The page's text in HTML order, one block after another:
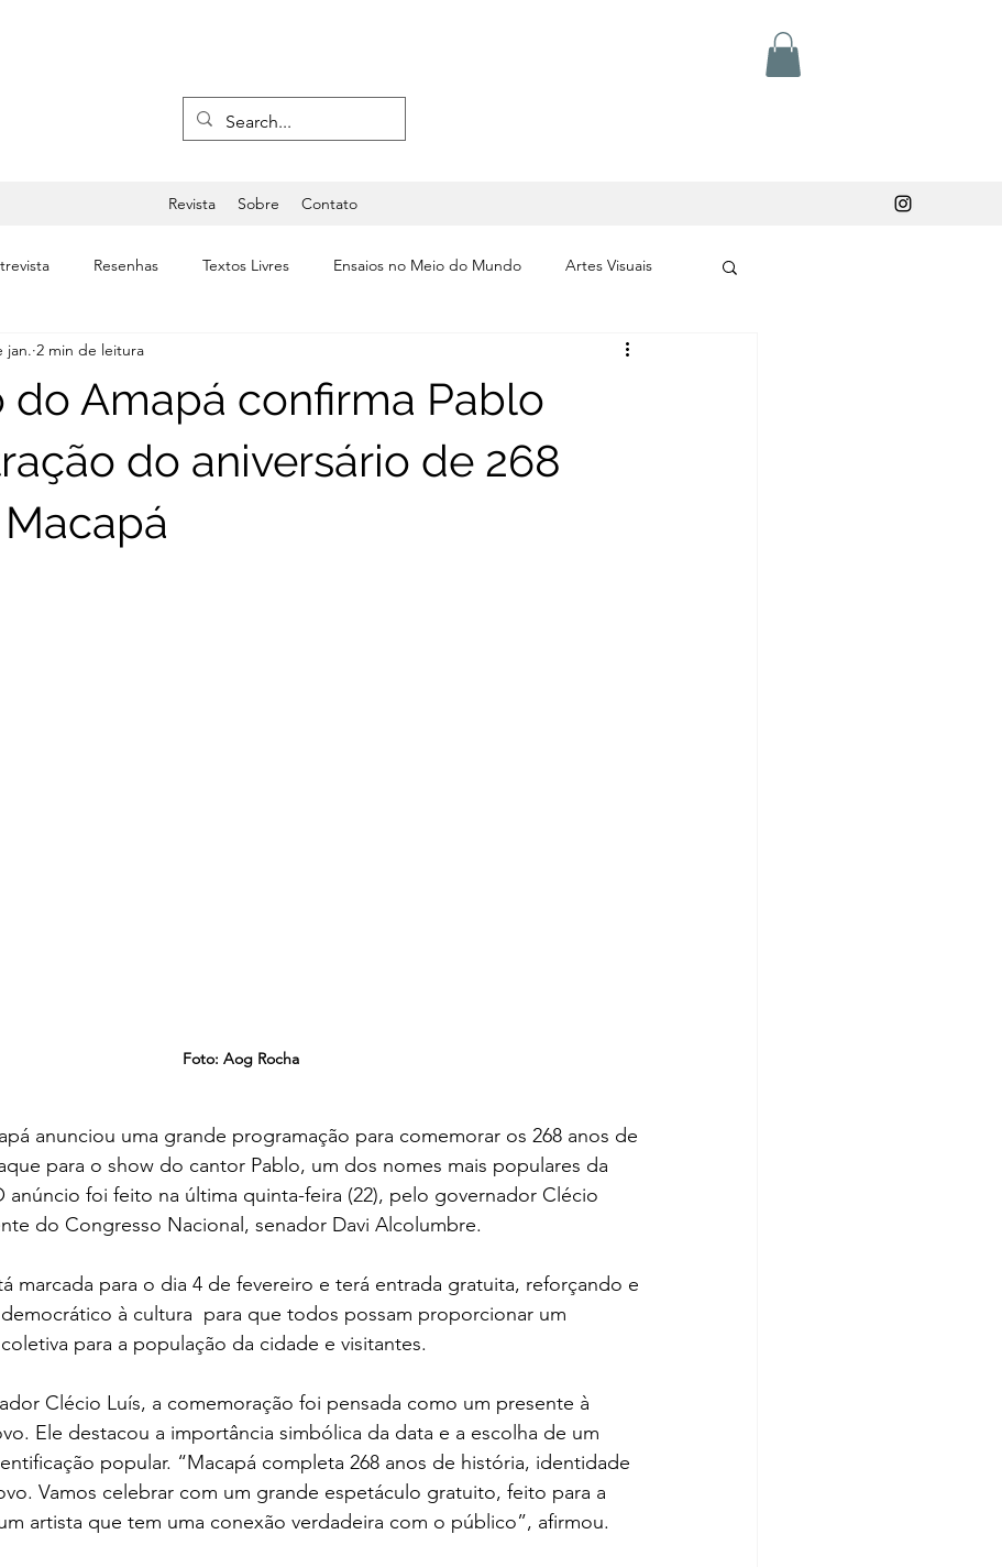
Revista Sobre Contato
Resenhas Textos Livres Ensaios no Meio do Mundo Artes Visuais
Últimas
do Amapá confirma Pablo
do aniversário de 268
jan. 2 min de leitura
Foto: Aog Rocha
anunciou uma grande programação para comemorar os 268 anos de
para o show do cantor Pablo, um dos nomes mais populares da
anúncio foi feito na última quinta-feira (22), pelo governador Clécio
do Congresso Nacional, senador Davi Alcolumbre.
marcada para o dia 4 de fevereiro e terá entrada gratuita, reforçando e
à cultura  para que todos possam proporcionar um
para a população da cidade e visitantes.
Clécio Luís, a comemoração foi pensada como um presente à
Ele destacou a importância simbólica da data e a escolha de um
popular. “Macapá completa 268 anos de história, identidade
Vamos celebrar com um grande espetáculo gratuito, feito para a
artista que tem uma conexão verdadeira com o público”, afirmou.